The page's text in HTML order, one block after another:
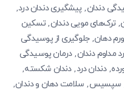
دندان, پیشگیری دندان درد,
,ترک‌های مویی دندان,تسکین
دهان,جلوگیری از پوسیدگی
مداوم دندان,درمان پوسیدگی
,دندان درد,دندان شکسته,
سپسیس, سلامت دهان و دندان,